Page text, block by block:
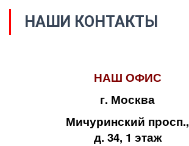
НАШИ КОНТАКТЫ
НАШ ОФИС
г. Москва
Мичуринский просп.,
д. 34, 1 этаж